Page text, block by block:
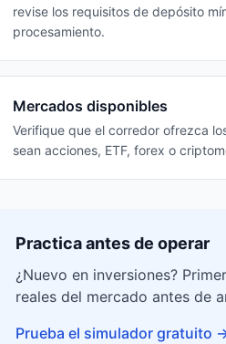
revise los requisitos de depósito
procesamiento.
Mercados disponibles
Verifique que el corredor ofrezca
sean acciones, ETF, forex o
Practica antes de operar
¿Nuevo en inversiones?
reales del mercado antes de
Prueba el simulador gratuito